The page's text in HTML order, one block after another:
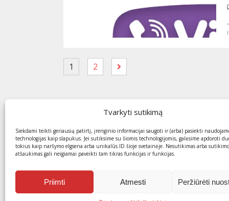
Tvarkyti sutikimą
Siekdami teikti geriausią patirtį, įrenginio informacijai saugoti ir (arba) pasiekti
technologijas kaip slapukus. Jei sutiksime su šiomis technologijomis, galėsime apdoroti
tokius kaip naršymo elgsena arba unikalūs ID šioje svetainėje. Nesutikimas arba sutikimo
atšaukimas gali neigiamai paveikti tam tikras funkcijas ir funkcijas.
Priimti Atmesti Peržiūrėti
1 2
© 2013-2026 ZinauKaip.lt . Visos teisės saugomos